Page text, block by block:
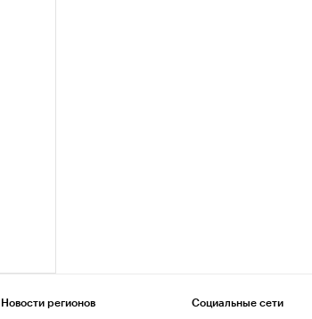
Новости регионов Социальные сети